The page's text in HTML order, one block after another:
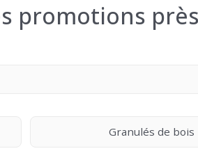
promotions
Granulés de bois